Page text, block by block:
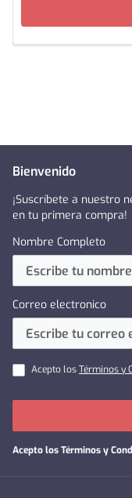
Bienvenido
¡Suscríbete a nuestro
en tu primera compra!
Nombre Completo
Correo electronico
Acepto losTérminos y
Acepto losTérminos y